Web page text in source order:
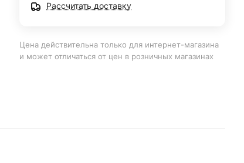
Рассчитать доставку
Цена действительна только для интернет-магазина
и может отличаться от цен в розничных магазинах